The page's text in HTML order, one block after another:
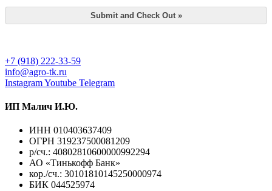
+7 (918) 222-33-59
info@agro-tk.ru
InstagramYoutube Telegram
ИП Малич И.Ю.​
ИНН 010403637409
ОГРН 319237500081209
р/сч.: 40802810600000992294
АО «Тинькофф Банк»
кор./сч.: 30101810145250000974
БИК 044525974